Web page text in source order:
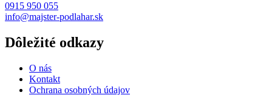
0915 950 055
info@majster-podlahar.sk
Dôležité odkazy
O nás
Kontakt
Ochrana osobných údajov